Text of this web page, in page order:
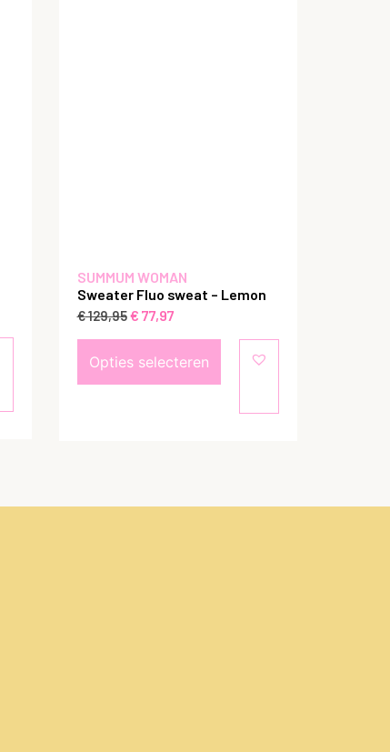
SUMMUM WOMAN
Sweater Fluo sweat – Lemon
€129,95€ 77,97
Opties selecteren